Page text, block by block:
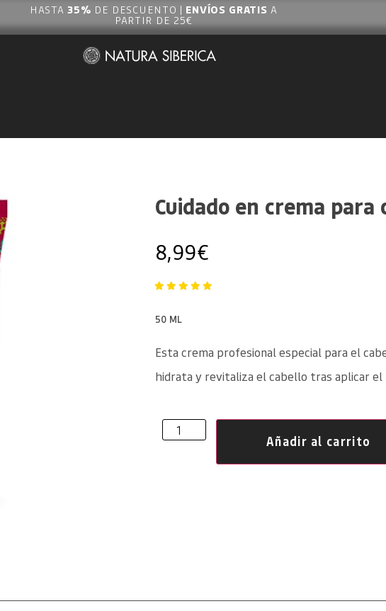
HASTA35% DE DESCUENTO | ENVÍOS GRATISA
PARTIR DE 25€
Cuidado en crema
8,99€
50 ML
Esta crema profesional especial para el
hidrata y revitaliza el cabello tras aplicar
Añadir al carrito